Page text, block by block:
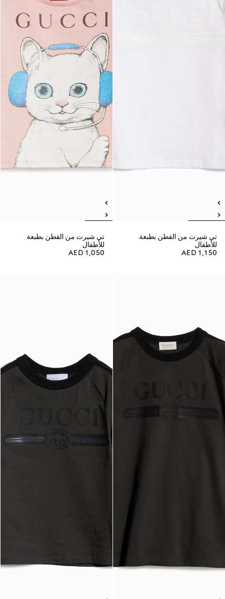
تي شيرت من القطن بطبعة
للأطفال
AED 1,150
تي شيرت من القطن بطبعة
للأطفال
AED 1,050